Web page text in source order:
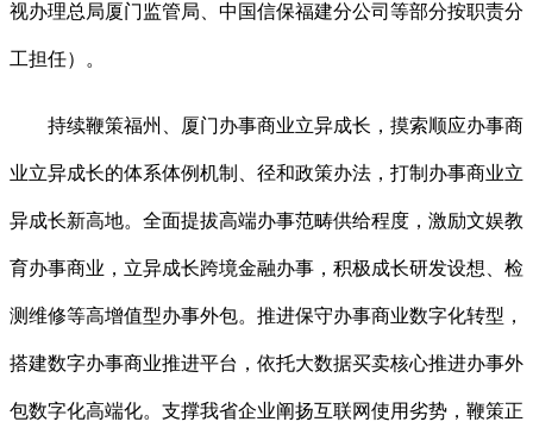
视办理总局厦门监管局、中国信保福建分公司等部分按职责分
工担任）。
持续鞭策福州、厦门办事商业立异成长，摸索顺应办事商
业立异成长的体系体例机制、径和政策办法，打制办事商业立
异成长新高地。全面提拔高端办事范畴供给程度，激励文娱教
育办事商业，立异成长跨境金融办事，积极成长研发设想、检
测维修等高增值型办事外包。推进保守办事商业数字化转型，
搭建数字办事商业推进平台，依托大数据买卖核心推进办事外
包数字化高端化。支撑我省企业阐扬互联网使用劣势，鞭策正